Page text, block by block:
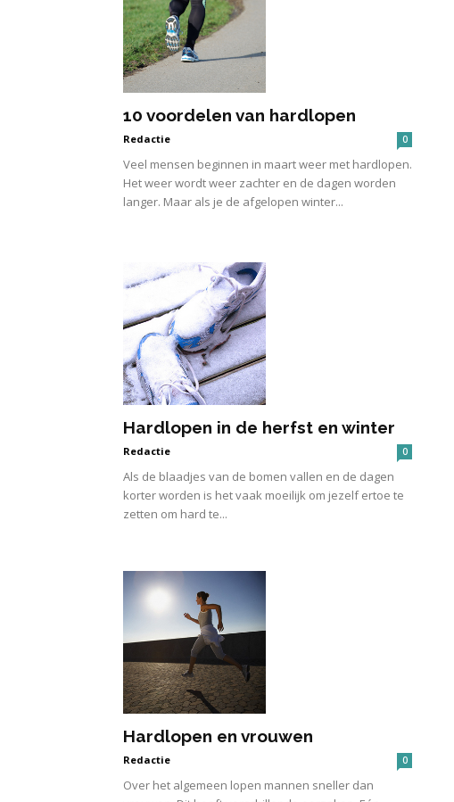
10 voordelen van hardlopen
Redactie 0
Veel mensen beginnen in maart weer met hardlopen.
Het weer wordt weer zachter en de dagen worden
langer. Maar als je de afgelopen winter...
Hardlopen in de herfst en winter
Redactie 0
Als de blaadjes van de bomen vallen en de dagen
korter worden is het vaak moeilijk om jezelf ertoe te
zetten om hard te...
Hardlopen en vrouwen
Redactie 0
Over het algemeen lopen mannen sneller dan